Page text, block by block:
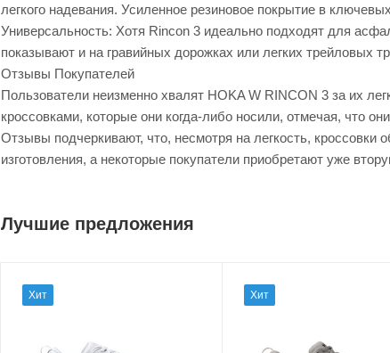
легкого надевания. Усиленное резиновое покрытие в
Универсальность: Хотя Rincon 3 идеально подходят для
показывают и на гравийных дорожках или легких трейловых
Отзывы Покупателей
Пользователи неизменно хвалят HOKA W RINCON 3 за их
кроссовками, которые они когда-либо носили, отмечая, что
Отзывы подчеркивают, что, несмотря на легкость,
изготовления, а некоторые покупатели приобретают уже
Лучшие предложения
Хит Хит